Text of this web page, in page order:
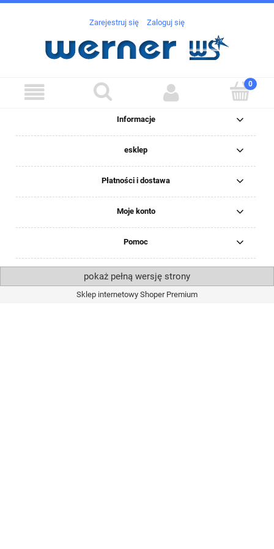
Zarejestruj się Zaloguj się
Informacje
esklep
Płatności i dostawa
Moje konto
Pomoc
pokaż pełną wersję strony
Sklep internetowy Shoper Premium